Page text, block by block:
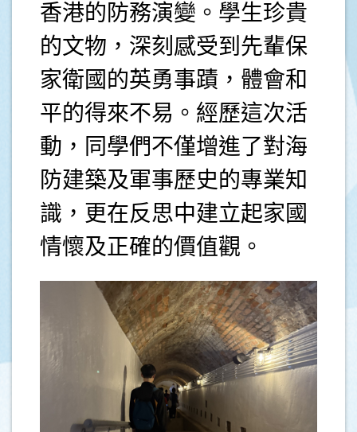
香港的防務演變。學生珍貴
的文物，深刻感受到先輩保
家衛國的英勇事蹟，體會和
平的得來不易。經歷這次活
動，同學們不僅增進了對海
防建築及軍事歷史的專業知
識，更在反思中建立起家國
情懷及正確的價值觀。